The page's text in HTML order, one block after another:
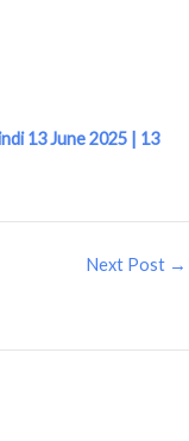
13 June 2025 | 13
Next Post →